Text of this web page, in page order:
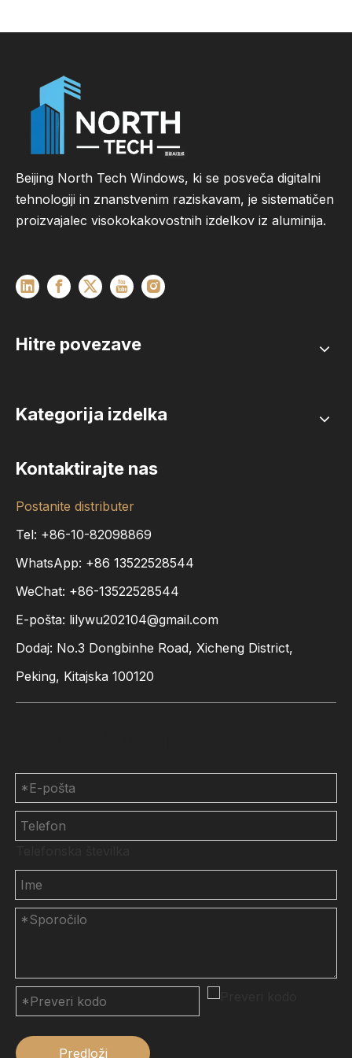
Beijing North Tech Windows, ki se posveča digitalni
tehnologiji in znanstvenim raziskavam, je sistematičen
proizvajalec visokokakovostnih izdelkov iz aluminija.
Hitre povezave
Kategorija izdelka
Kontaktirajte nas
Postanite distributer
Tel: +86-10-82098869
WhatsApp: +86 13522528544
WeChat: +86-13522528544
E-pošta: lilywu202104@gmail.com
Dodaj: No.3 Dongbinhe Road, Xicheng District,
Peking, Kitajska 100120
Predloži